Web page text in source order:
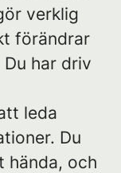
verklig
förändrar
har driv
leda
Du
hända, och